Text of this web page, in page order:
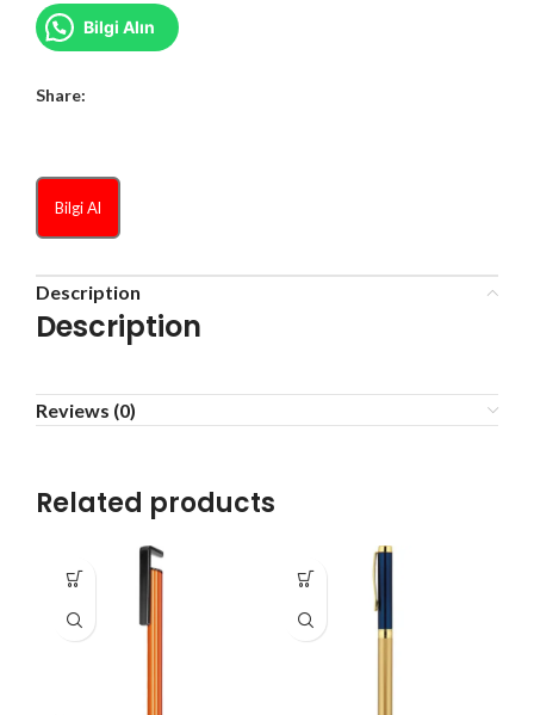
Bilgi Alın
Share:
Bilgi Al
Description
Description
Reviews (0)
Related products